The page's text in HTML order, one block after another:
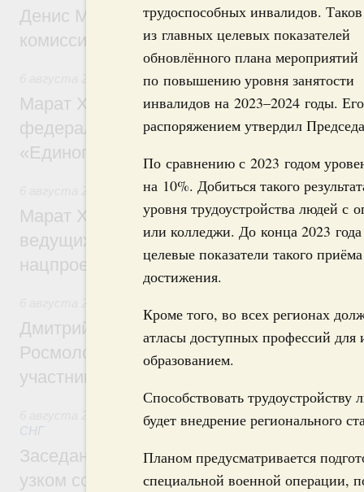
трудоспособных инвалидов.
из главных целевых показателей
обновлённого плана мероприятий
по повышению уровня занятости
инвалидов на 2023–2024 годы.
распоряжением утвердил
По сравнению с 2023 годом
на 10%. Добиться такого
уровня трудоустройства людей
или колледжи. До конца 2023
целевые показатели такого
достижения.
Кроме того, во всех регионах
атласы доступных профессий
образованием.
Способствовать
будет внедрение регионального
Планом предусматривается
специальной военной операции,
Денис Мантуров провёл заседание
комиссии по промышленности
Регулирование в сфере строительства
Марат Хуснуллин: Более 130
федерального значения построено под
«Единого заказчика»
Национальный проект «Инфраструктура
Марат Хуснуллин: Порядка 200
ведущих к спортивным объектам,
нацпроекту «Инфраструктура для
Дмитрий Чернышенко, Сергей Кравцов и
Росмолодёжи Григорий Гуров
участников проекта «Кольцо открытий»
Евразийский экономический союз.
СНГ
Заседание Евразийского
узком составе